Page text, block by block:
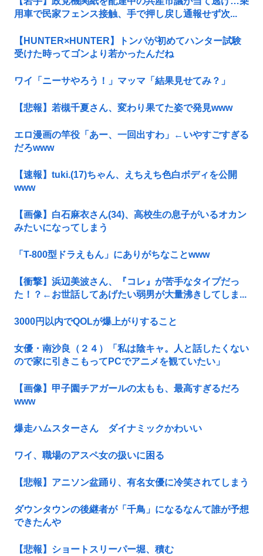
用車で民家フェンス接触、手で押し戻し通報せず次...
【HUNTER×HUNTER】トンパが初めてハンター試験
受けた時ってゴンより若かったんだね
ワイ「ニーサやろう！」マッマ「結果見せてみ？」
【悲報】若槻千夏さん、変わり果てた姿で発見www
エロ漫画の竿役「あー、一回出すわ」←いやすごすぎる
だろwww
【速報】tuki.(17)ちゃん、えちえち色白ボディを公開
www
【画像】白石麻衣さん(34)、高校生の息子がいるオカン
みたいになってしまう
「T-800型ドラえもん」にありがちなことwww
【衝撃】浜辺美波さん、『コレ』が苦手なタイプだっ
た！？←お世話してあげたい弱男が大量沸きしてしま...
3000円以内でQOLが爆上がりすること
女優・南沙良（２４）「私は陰キャ。人と話したくない
ので家に引きこもってPCでアニメを観ていたい」
【画像】甲子園チアガールの太もも、最高すぎるだろ
www
爆走ハムスターさん ダイナミックかわいい
ワイ、職場のアスペ女の扱いに困る
【悲報】アニソン盆踊り、有名女優に冷笑されてしまう
ダウンタウンの後継者が「千鳥」になるなんて誰が予想
できたんや
【悲報】ショートスリーパー堀、積む